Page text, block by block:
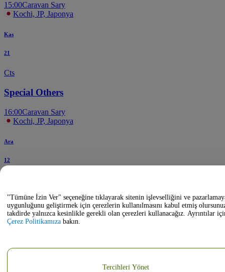
15:00Caravan Sary
Kochi, JP, Japonya
Kas
21
Cts
Special Others
16:00Caravan Sary
Kochi, JP, Japonya
Ara
12
Chisako Takashima
20:26Orange Hall at Kochi Prefectural Culture Hall
"Tümüne İzin Ver" seçeneğine tıklayarak sitenin işlevselliğini ve
uygunluğunu geliştirmek için çerezlerin kullanılmasını kabul etmiş
takdirde yalnızca kesinlikle gerekli olan çerezleri kullanacağız. Ayrıntılar
Çerez Politikamıza bakın.
Tercihleri Yönet